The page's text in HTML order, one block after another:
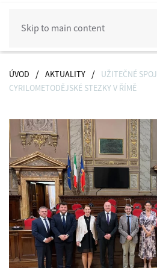
Skip to main content
ÚVOD AKTUALITY
UŽITEČNÉ
CYRILOMETODĚJSKÉ STEZKY V ŘÍMĚ